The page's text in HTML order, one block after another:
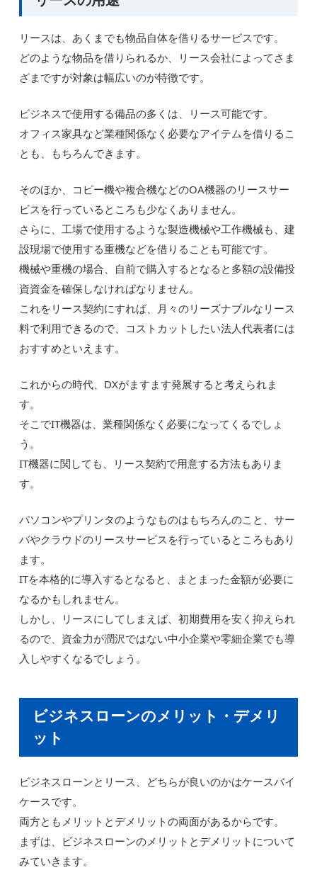
リースは、あくまでも物品自体を借りるサービスです。
どのような物品を借りられるか、リース会社によってさま
ざまですが対象は幅広いのが特徴です。
ビジネスで使用する備品の多くは、リース可能です。
オフィス家具など業種関係なく必要なアイテムを借りるこ
とも、もちろんできます。
そのほか、コピー機や複合機などのOA機器のリースサー
ビスを行っているところも少なくありません。
さらに、工場で使用するような製造機械や工作機械も、建
設現場で使用する重機などを借りることも可能です。
機械や重機の場合、自前で購入するとなると多額の設備投
資資金を確保しなければなりません。
これをリース契約にすれば、月々のリーズナブルなリース
料で利用できるので、コストカットしたい法人代表者には
おすすめといえます。
これからの時代、DXがますます発展すると考えられま
す。
そこでIT機器は、業種関係なく必要になってくるでしょ
う。
IT機器に関しても、リース契約で用意する方法もありま
す。
パソコンやプリンタのようなものはもちろんのこと、サー
バやクラウドのリースサービスを行っているところもあり
ます。
ITを本格的に導入するとなると、まとまった金額が必要に
なるかもしれません。
しかし、リースにしてしまえば、初期費用を安く抑えられ
るので、資金力が潤沢ではない中小企業や零細企業でも導
入しやすくなるでしょう。
ビジネスローンのメリット・デメリ
ット
ビジネスローンとリース、どちらが良いのかはケースバイ
ケースです。
両方ともメリットとデメリットの両面があるからです。
まずは、ビジネスローンのメリットとデメリットについて
みていきます。